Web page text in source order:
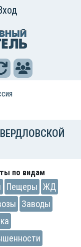
по видам
Пещеры ЖД
Заводы